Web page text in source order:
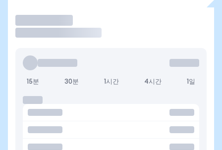
15분 30분 1시간 4시간 1일